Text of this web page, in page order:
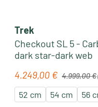
Trek
Checkout SL 5 -
dark star-dark web
Verkaufspreis:
4.249,00 € Regulärer
4.999,00 €
52 cm 54 cm 56